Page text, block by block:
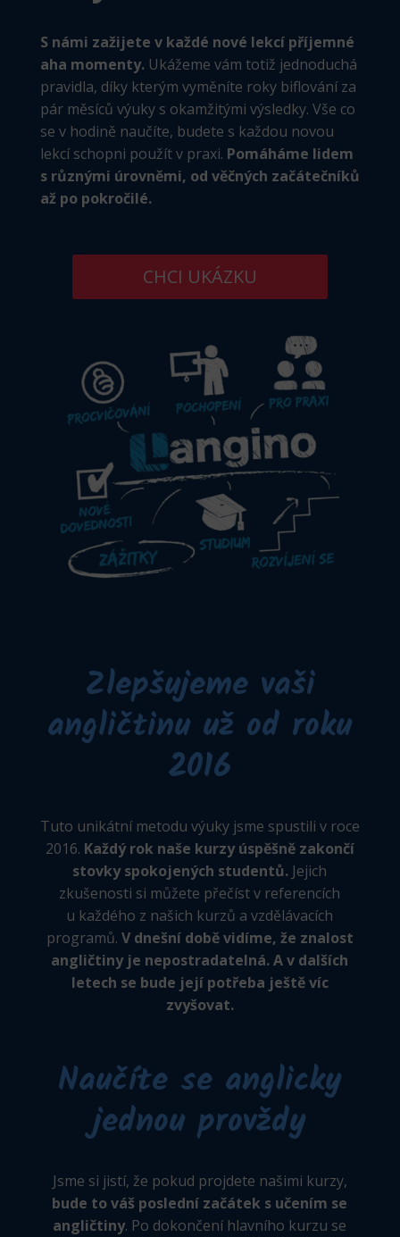
S námi zažijete v každé nové lekcí příjemné
aha momenty.Ukážeme vám totiž jednoduchá
pravidla, díky kterým vyměníte roky biflování za
pár měsíců výuky s okamžitými výsledky. Vše co
se v hodině naučíte, budete s každou novou
lekcí schopni použít v praxi. Pomáháme lidem
s různými úrovněmi, od věčných začátečníků
až po pokročilé.
CHCI UKÁZKU
Zlepšujeme vaši
angličtinu už od roku
2016
Tuto unikátní metodu výuky jsme spustili v roce
2016. Každý rok naše kurzy úspěšně zakončí
stovky spokojených studentů. Jejich
zkušenosti si můžete přečíst v referencích
u každého z našich kurzů a vzdělávacích
programů. V dnešní době vidíme, že znalost
angličtiny je nepostradatelná. A v dalších
letech se bude její potřeba ještě víc
zvyšovat.
Naučíte se anglicky
jednou provždy
Jsme si jistí, že pokud projdete našimi kurzy,
bude to váš poslední začátek s učením se
angličtiny. Po dokončení hlavního kurzu se